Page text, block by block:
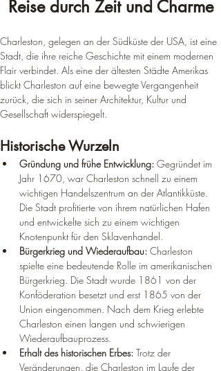
Reise durch Zeit und Charme
Charleston, gelegen an der Südküste der USA, ist eine
Stadt, die ihre reiche Geschichte mit einem modernen
Flair verbindet. Als eine der ältesten Städte Amerikas
blickt Charleston auf eine bewegte Vergangenheit
zurück, die sich in seiner Architektur, Kultur und
Gesellschaft widerspiegelt.
Historische Wurzeln
Gründung und frühe Entwicklung: Gegründet im
Jahr 1670, war Charleston schnell zu einem
wichtigen Handelszentrum an der Atlantikküste.
Die Stadt profitierte von ihrem natürlichen Hafen
und entwickelte sich zu einem wichtigen
Knotenpunkt für den Sklavenhandel.
Bürgerkrieg und Wiederaufbau: Charleston
spielte eine bedeutende Rolle im amerikanischen
Bürgerkrieg. Die Stadt wurde 1861 von der
Konföderation besetzt und erst 1865 von der
Union eingenommen. Nach dem Krieg erlebte
Charleston einen langen und schwierigen
Wiederaufbauprozess.
Erhalt des historischen Erbes: Trotz der
Veränderungen, die Charleston im Laufe der